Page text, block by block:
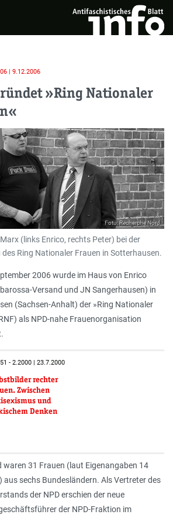
öffnen
| 9.12.2006
»Ring Nationaler
Foto: Recherche Nord
(links Enrico, rechts Peter) bei der
Ring Nationaler Frauen in Sotterhausen.
2006 wurde im Haus von Enrico
Versand und JN Sangerhausen) in
(Sachsen-Anhalt) der »Ring Nationaler
als NPD-nahe Frauenorganisation
- 2.2000 | 23.7.2000
rechter
Zwischen
und
Denken
waren 31 Frauen (laut Eigenangaben 14
aus sechs Bundesländern. Als Vertreter des
der NPD erschien der neue
der NPD-Fraktion im